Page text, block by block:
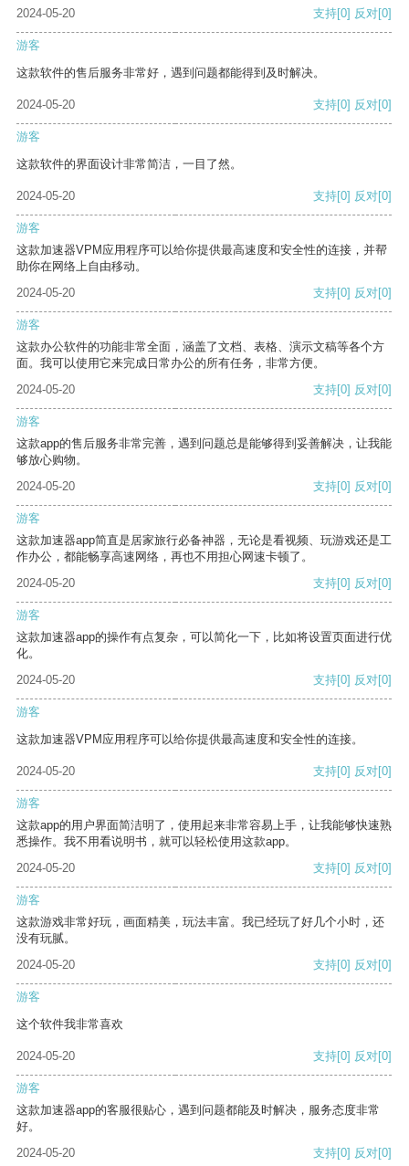
2024-05-20 支持[0] 反对[0]
游客
这款软件的售后服务非常好，遇到问题都能得到及时解决。
2024-05-20 支持[0] 反对[0]
游客
这款软件的界面设计非常简洁，一目了然。
2024-05-20 支持[0] 反对[0]
游客
这款加速器VPM应用程序可以给你提供最高速度和安全性的连接，并帮
助你在网络上自由移动。
2024-05-20
支持[0] 反对[0]
游客
这款办公软件的功能非常全面，涵盖了文档、表格、演示文稿等各个方
面。我可以使用它来完成日常办公的所有任务，非常方便。
2024-05-20
支持[0] 反对[0]
游客
这款app的售后服务非常完善，遇到问题总是能够得到妥善解决，让我能
够放心购物。
2024-05-20
支持[0] 反对[0]
游客
这款加速器app简直是居家旅行必备神器，无论是看视频、玩游戏还是工
作办公，都能畅享高速网络，再也不用担心网速卡顿了。
2024-05-20
支持[0] 反对[0]
游客
这款加速器app的操作有点复杂，可以简化一下，比如将设置页面进行优
化。
2024-05-20
支持[0] 反对[0]
游客
这款加速器VPM应用程序可以给你提供最高速度和安全性的连接。
2024-05-20 支持[0] 反对[0]
游客
这款app的用户界面简洁明了，使用起来非常容易上手，让我能够快速熟
悉操作。我不用看说明书，就可以轻松使用这款app。
2024-05-20
支持[0] 反对[0]
游客
这款游戏非常好玩，画面精美，玩法丰富。我已经玩了好几个小时，还
没有玩腻。
2024-05-20
支持[0] 反对[0]
游客
这个软件我非常喜欢
2024-05-20 支持[0] 反对[0]
游客
这款加速器app的客服很贴心，遇到问题都能及时解决，服务态度非常
好。
2024-05-20
支持[0] 反对[0]